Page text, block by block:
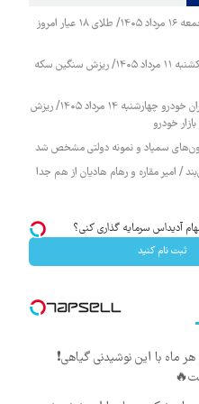
قیمت طلا و سکه جمعه ۱۶ مرداد ۱۴۰۵/ طلای ۱۸ عیار امروز
قیمت طلا و سکه یکشنبه ۱۱ مرداد ۱۴۰۵/ ریزش سنگین سکه
قیمت محصولات ایران خودرو چهارشنبه ۱۴ مرداد ۱۴۰۵/ ریزش
خودرو
سمپاد و نمونه دولتی مشخص شد
/ امیر مقاره و رهام هادیان از هم جدا
آدیداس سرمایه گذاری کنی؟
ثبت نام کنید
هر ماه با این نوشیدنی گیاهی❗